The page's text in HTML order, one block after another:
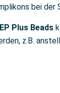
bei der
Plus Beads
z.B.